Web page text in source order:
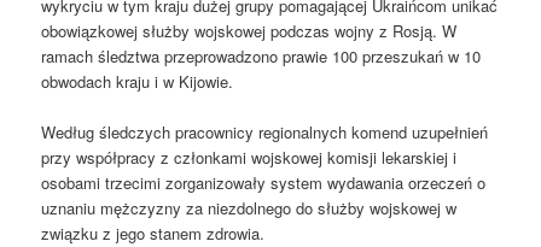
wykryciu w tym kraju dużej grupy pomagającej Ukraińcom unikać
obowiązkowej służby wojskowej podczas wojny z Rosją. W
ramach śledztwa przeprowadzono prawie 100 przeszukań w 10
obwodach kraju i w Kijowie.
Według śledczych pracownicy regionalnych komend uzupełnień
przy współpracy z członkami wojskowej komisji lekarskiej i
osobami trzecimi zorganizowały system wydawania orzeczeń o
uznaniu mężczyzny za niezdolnego do służby wojskowej w
związku z jego stanem zdrowia.